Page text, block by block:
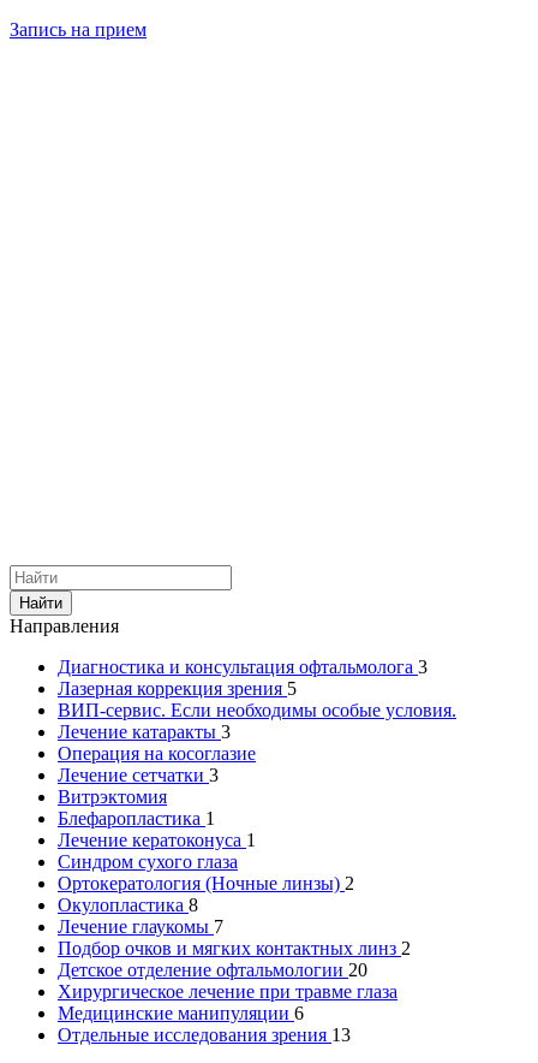
Запись на прием
Найти
Направления
Диагностика и консультация офтальмолога 3
Лазерная коррекция зрения 5
ВИП-сервис. Если необходимы особые условия.
Лечение катаракты 3
Операция на косоглазие
Лечение сетчатки 3
Витрэктомия
Блефаропластика 1
Лечение кератоконуса 1
Синдром сухого глаза
Ортокератология (Ночные линзы) 2
Окулопластика 8
Лечение глаукомы 7
Подбор очков и мягких контактных линз 2
Детское отделение офтальмологии 20
Хирургическое лечение при травме глаза
Медицинские манипуляции 6
Отдельные исследования зрения 13